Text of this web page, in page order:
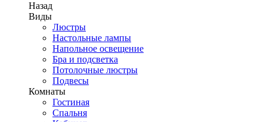
Назад
Виды
Люстры
Настольные лампы
Напольное освещение
Бра и подсветка
Потолочные люстры
Подвесы
Комнаты
Гостиная
Спальня